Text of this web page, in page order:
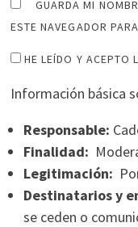
GUARDA MI
ESTE NAVEGADOR
HE LEÍDO Y ACEPTO
Información básica
Responsable:
Finalidad:
Legitimación:
Destinatarios y
se ceden o